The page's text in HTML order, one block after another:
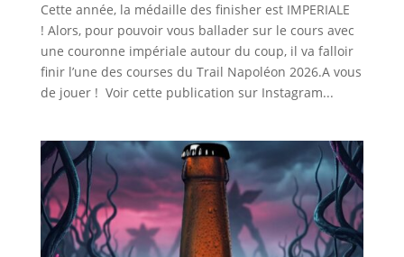
Cette année, la médaille des finisher est IMPERIALE
! Alors, pour pouvoir vous ballader sur le cours avec
une couronne impériale autour du coup, il va falloir
finir l’une des courses du Trail Napoléon 2026.A vous
de jouer ! Voir cette publication sur Instagram...